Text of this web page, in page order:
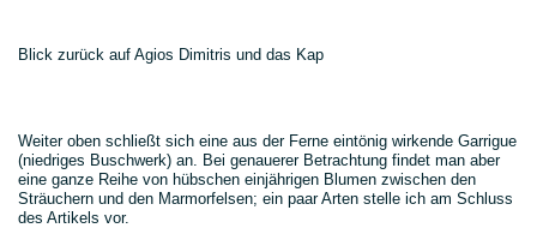
Blick zurück auf Agios Dimitris und das Kap
Weiter oben schließt sich eine aus der Ferne eintönig wirkende Garrigue
(niedriges Buschwerk) an. Bei genauerer Betrachtung findet man aber
eine ganze Reihe von hübschen einjährigen Blumen zwischen den
Sträuchern und den Marmorfelsen; ein paar Arten stelle ich am Schluss
des Artikels vor.